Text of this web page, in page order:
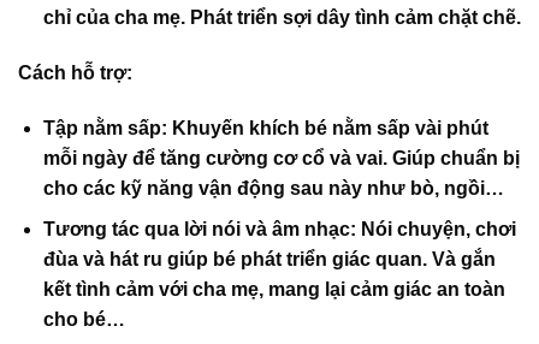
chỉ của cha mẹ. Phát triển sợi dây tình cảm chặt chẽ.
Cách hỗ trợ:
Tập nằm sấp: Khuyến khích bé nằm sấp vài phút
mỗi ngày để tăng cường cơ cổ và vai. Giúp chuẩn bị
cho các kỹ năng vận động sau này như bò, ngồi…
Tương tác qua lời nói và âm nhạc: Nói chuyện, chơi
đùa và hát ru giúp bé phát triển giác quan. Và gắn
kết tình cảm với cha mẹ, mang lại cảm giác an toàn
cho bé…